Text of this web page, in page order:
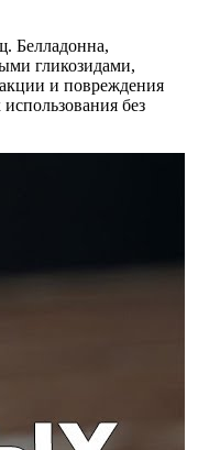
Белладонна,
гликозидами,
и повреждения
без